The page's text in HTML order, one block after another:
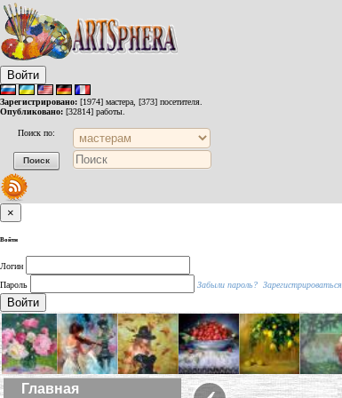
Войти
Зарегистрировано: [1974] мастера, [373] посетителя.
Опубликовано: [32814] работы.
Поиск по:
×
Войти
Логин
Пароль
Забыли пароль? Зарегистрироваться
Войти
Главная